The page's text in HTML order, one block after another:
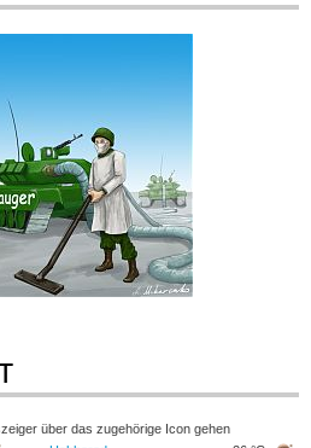
über das zugehörige Icon gehen